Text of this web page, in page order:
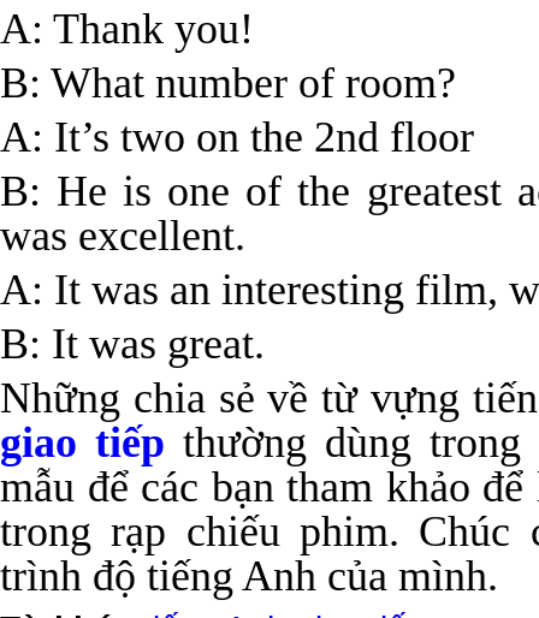
A: Thank you!
B: What number of room?
A: It’s two on the 2nd floor
B: He is one of the greatest
was excellent.
A: It was an interesting film,
B: It was great.
Những chia sẻ vềtừ vựng
giao tiếp thường dùng
mẫu để các bạn tham khảo để
trong rạp chiếu phim. Chúc
trình độ tiếng Anh của mình.